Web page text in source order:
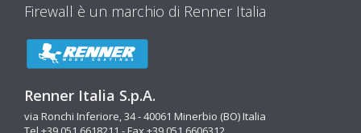
Firewall è un marchio di Renner Italia
Renner Italia S.p.A.
via Ronchi Inferiore, 34 - 40061 Minerbio (BO) Italia